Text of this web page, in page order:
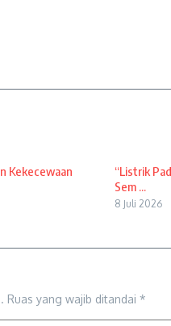
Kekecewaan
“Listrik
Sem ...
8 Juli 2026
Ruas yang wajib ditandai *